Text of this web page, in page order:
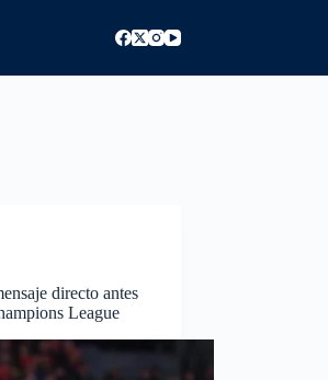
directo antes
League